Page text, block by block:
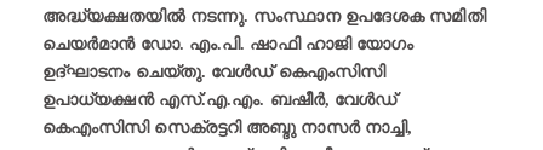
അദ്ധ്യക്ഷതയിൽ നടന്നു. സംസ്ഥാന ഉപദേശക സമിതി
ചെയർമാൻ ഡോ. എം.പി. ഷാഫി ഹാജി യോഗം
ഉദ്‌ഘാടനം ചെയ്തു. വേൾഡ് കെഎംസിസി
ഉപാധ്യക്ഷൻ എസ്.എ.എം. ബഷീർ, വേൾഡ്
കെഎംസിസി സെക്രട്ടറി അബ്ദു നാസർ നാച്ചി,